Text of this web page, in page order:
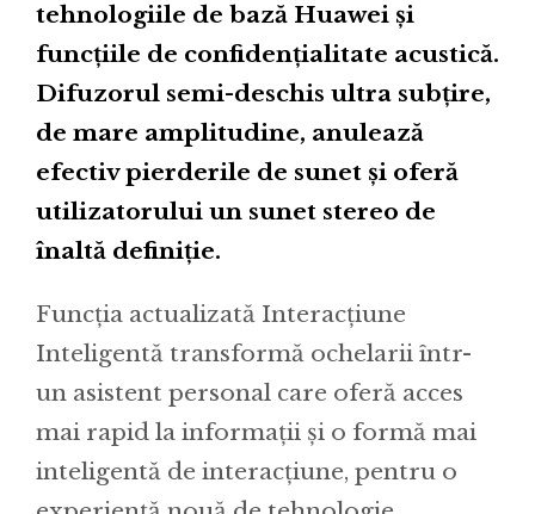
tehnologiile de bază Huawei și
funcțiile de confidențialitate acustică.
Difuzorul semi-deschis ultra subțire,
de mare amplitudine, anulează
efectiv pierderile de sunet și oferă
utilizatorului un sunet stereo de
înaltă definiție.
Funcția actualizată Interacțiune
Inteligentă transformă ochelarii într-
un asistent personal care oferă acces
mai rapid la informații și o formă mai
inteligentă de interacțiune, pentru o